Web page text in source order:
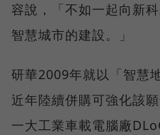
容說，「不如一起向新
智慧城市的建設。」
研華2009年就以「智慧
近年陸續併購可強化該
一大工業車載電腦廠